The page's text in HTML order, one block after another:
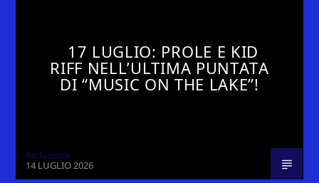
17 LUGLIO: PROLE E KID
RIFF NELL’ULTIMA PUNTATA
DI “MUSIC ON THE LAKE”!
Redazione
14 LUGLIO 2026